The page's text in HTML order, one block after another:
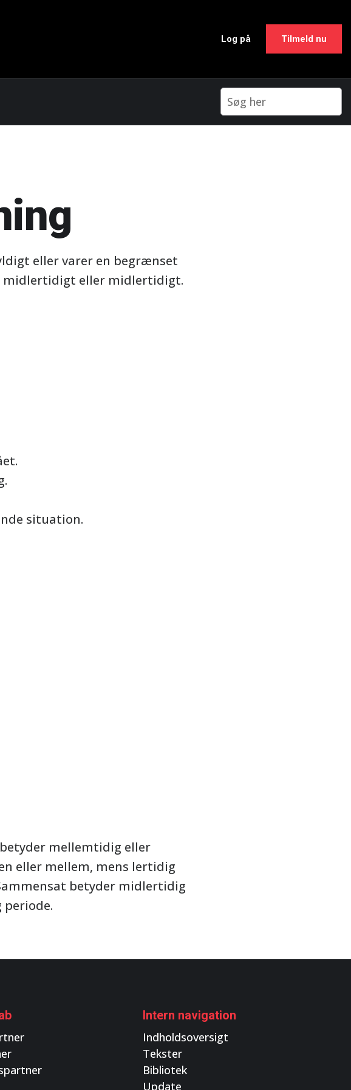
Log på Tilmeld nu
eller varer en begrænset
midlertidigt eller midlertidigt.
situation.
mellemtidig eller
eller mellem, mens lertidig
betyder midlertidig
Intern navigation
Indholdsoversigt
Tekster
Bibliotek
Update